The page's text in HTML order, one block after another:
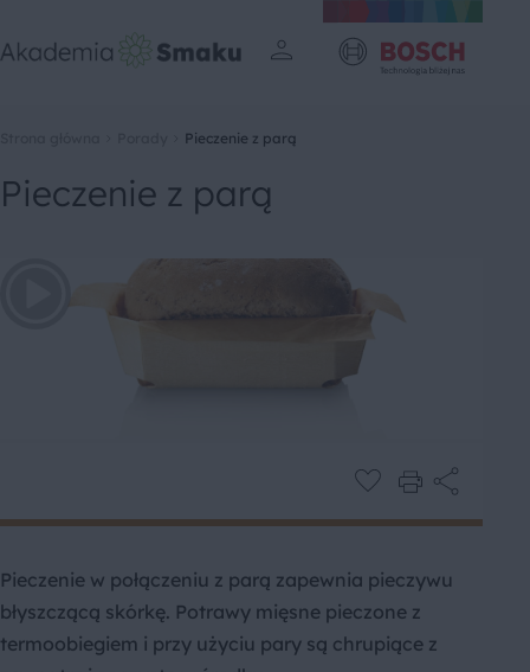
Pieczenie z parą
Pieczenie z parą
Pieczenie w połączeniu z parą zapewnia pieczywu
błyszczącą skórkę. Potrawy mięsne pieczone z
termoobiegiem i przy użyciu pary są chrupiące z